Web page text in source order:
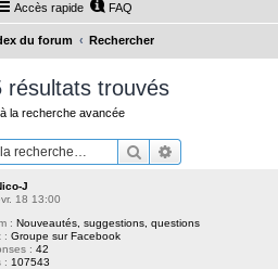
Accès rapide FAQ
du forum Rechercher
résultats trouvés
la recherche avancée
Rechercher
J
18 13:00
: Nouveautés, suggestions, questions
: Groupe sur Facebook
: 42
: 107543